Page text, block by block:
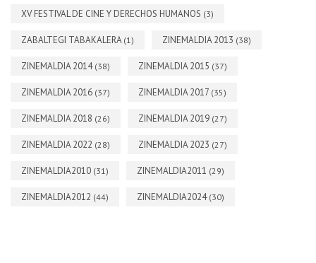
XV FESTIVAL DE CINE Y DERECHOS HUMANOS (3)
ZABALTEGI TABAKALERA (1) ZINEMALDIA 2013 (38)
ZINEMALDIA 2014 (38) ZINEMALDIA 2015 (37)
ZINEMALDIA 2016 (37) ZINEMALDIA 2017 (35)
ZINEMALDIA 2018 (26) ZINEMALDIA 2019 (27)
ZINEMALDIA 2022 (28) ZINEMALDIA 2023 (27)
ZINEMALDIA2010 (31) ZINEMALDIA2011 (29)
ZINEMALDIA2012 (44) ZINEMALDIA2024 (30)